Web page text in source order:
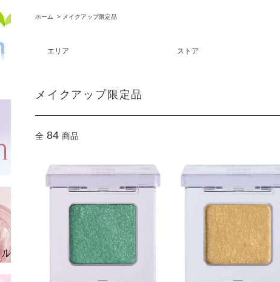
ホーム > メイクアップ限定品
エリア ストア
メイクアップ限定品
全 84 商品